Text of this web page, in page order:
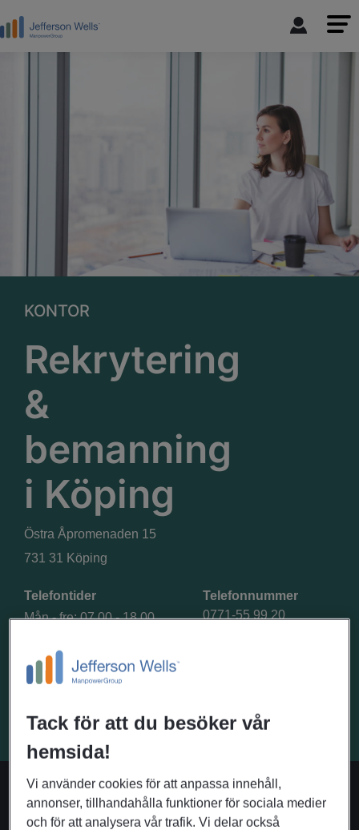
KONTOR
Rekrytering
&
bemanning
i Köping
Östra Åpromenaden 15
731 31 Köping
Telefontider
Mån - fre: 07.00 - 18.00
Telefonnummer
0771-55 99 20
Vårt erbjudande
Tack för att du besöker vår
hemsida!
Vi använder cookies för att anpassa innehåll,
annonser, tillhandahålla funktioner för sociala medier
och för att analysera vår trafik. Vi delar också